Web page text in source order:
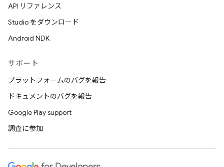
API リファレンス
Studio をダウンロード
Android NDK
サポート
プラットフォームのバグを報告
ドキュメントのバグを報告
Google Play support
調査に参加